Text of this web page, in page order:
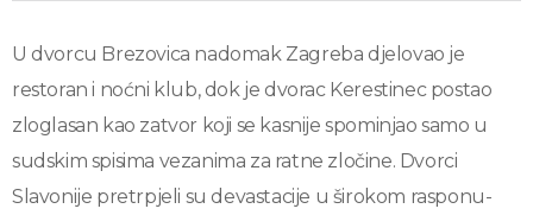
U dvorcu Brezovica nadomak Zagreba djelovao je
restoran i noćni klub, dok je dvorac Kerestinec postao
zloglasan kao zatvor koji se kasnije spominjao samo u
sudskim spisima vezanima za ratne zločine. Dvorci
Slavonije pretrpjeli su devastacije u širokom rasponu-